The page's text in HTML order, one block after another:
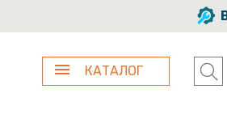
КАТАЛОГ